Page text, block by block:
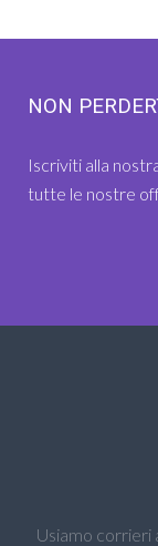
NON
Iscriviti alla
tutte le nostre
Usiamo corrieri